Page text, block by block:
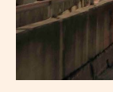
Europeo